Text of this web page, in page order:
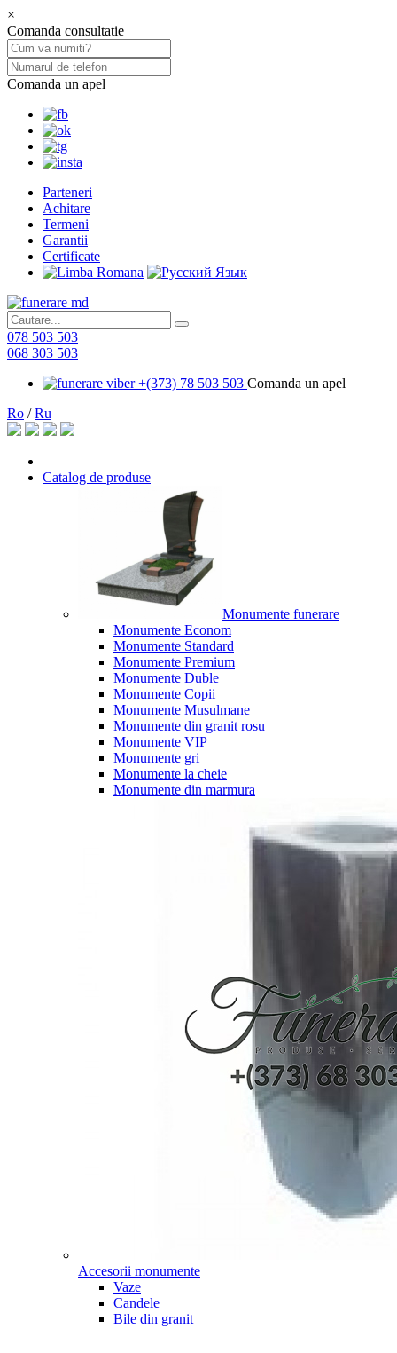
×
Comanda consultatie
Comanda un apel
Parteneri
Achitare
Termeni
Garantii
Certificate
078 503 503
068 303 503
+(373) 78 503 503 Comanda un apel
Ro /Ru
Catalog de produse
Monumente funerare
Monumente Econom
Monumente Standard
Monumente Premium
Monumente Duble
Monumente Copii
Monumente Musulmane
Monumente din granit rosu
Monumente VIP
Monumente gri
Monumente la cheie
Monumente din marmura
Accesorii monumente
Vaze
Candele
Bile din granit